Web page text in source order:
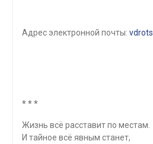
Адрес электронной почты:
* * *
Жизнь всё расставит по местам.
И тайное всё явным станет,